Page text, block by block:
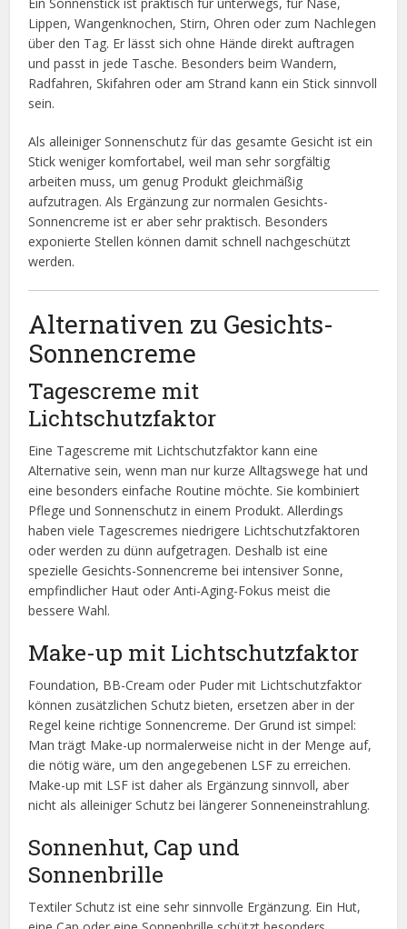
Lippen, Wangenknochen, Stirn, Ohren oder zum Nachlegen
über den Tag. Er lässt sich ohne Hände direkt auftragen
und passt in jede Tasche. Besonders beim Wandern,
Radfahren, Skifahren oder am Strand kann ein Stick sinnvoll
sein.
Als alleiniger Sonnenschutz für das gesamte Gesicht ist ein
Stick weniger komfortabel, weil man sehr sorgfältig
arbeiten muss, um genug Produkt gleichmäßig
aufzutragen. Als Ergänzung zur normalen Gesichts-
Sonnencreme ist er aber sehr praktisch. Besonders
exponierte Stellen können damit schnell nachgeschützt
werden.
Alternativen zu Gesichts-
Sonnencreme
Tagescreme mit
Lichtschutzfaktor
Eine Tagescreme mit Lichtschutzfaktor kann eine
Alternative sein, wenn man nur kurze Alltagswege hat und
eine besonders einfache Routine möchte. Sie kombiniert
Pflege und Sonnenschutz in einem Produkt. Allerdings
haben viele Tagescremes niedrigere Lichtschutzfaktoren
oder werden zu dünn aufgetragen. Deshalb ist eine
spezielle Gesichts-Sonnencreme bei intensiver Sonne,
empfindlicher Haut oder Anti-Aging-Fokus meist die
bessere Wahl.
Make-up mit Lichtschutzfaktor
Foundation, BB-Cream oder Puder mit Lichtschutzfaktor
können zusätzlichen Schutz bieten, ersetzen aber in der
Regel keine richtige Sonnencreme. Der Grund ist simpel:
Man trägt Make-up normalerweise nicht in der Menge auf,
die nötig wäre, um den angegebenen LSF zu erreichen.
Make-up mit LSF ist daher als Ergänzung sinnvoll, aber
nicht als alleiniger Schutz bei längerer Sonneneinstrahlung.
Sonnenhut, Cap und
Sonnenbrille
Textiler Schutz ist eine sehr sinnvolle Ergänzung. Ein Hut,